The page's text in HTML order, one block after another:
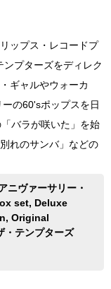
ップス・レコードプ
プターズをディレク
ギャルやウォーカ
の60'sポップスを日
バラが咲いた」を始
れのサンバ」などの
ニヴァーサリー・
set, Deluxe
Original
テンプターズ